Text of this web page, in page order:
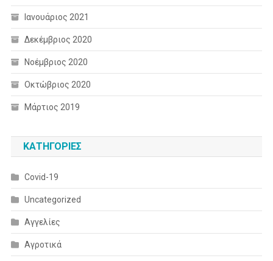
Ιανουάριος 2021
Δεκέμβριος 2020
Νοέμβριος 2020
Οκτώβριος 2020
Μάρτιος 2019
KΑΤΗΓΟΡΊΕΣ
Covid-19
Uncategorized
Αγγελίες
Αγροτικά